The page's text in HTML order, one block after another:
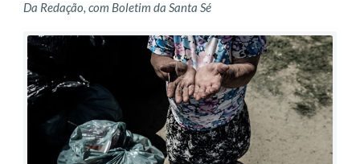
Da Redação, com Boletim da Santa Sé